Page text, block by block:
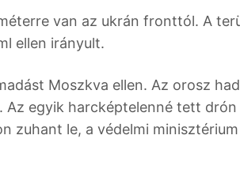
van az ukrán fronttól. A
ellen irányult.
Moszkva ellen. Az orosz
egyik harcképtelenné tett
zuhant le, a védelmi